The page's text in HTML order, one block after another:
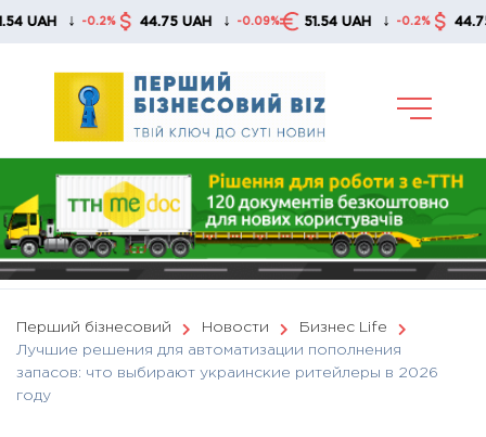
Skip
44.75 UAH ↓ -0.09% 51.54 UAH ↓ -0.2% 44.75 UAH ↓ -
Перший бізнесовий Новости
Бизнес Life
Лучшие решения для автоматизации пополнения
запасов: что выбирают украинские ритейлеры в 2026
году